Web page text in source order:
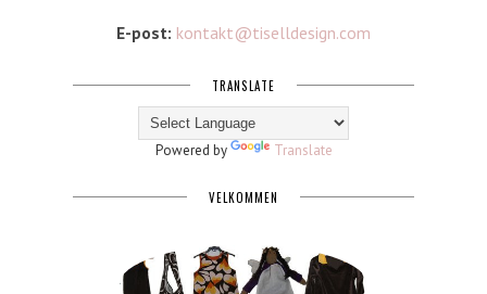
E-post: kontakt@tiselldesign.com
TRANSLATE
Powered by Translate
VELKOMMEN